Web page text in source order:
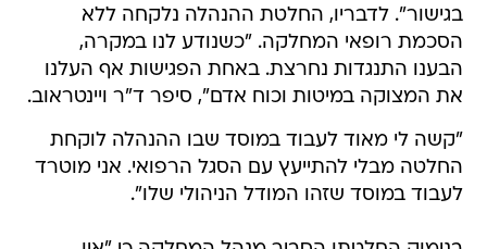
בגישור". לדבריו, החלטת ההנהלה נלקחה ללא
הסכמת רופאי המחלקה. "כשנודע לנו במקרה,
הבענו התנגדות נחרצת. באחת הפגישות אף העלנו
את המצוקה במיטות וכוח אדם", סיפר ד"ר ויינטראוב.
"קשה לי מאוד לעבוד במוסד שבו ההנהלה לוקחת
החלטה מבלי להתייעץ עם הסגל הרפואי. אני מוטרד
לעבוד במוסד שזהו המודל הניהולי שלו".